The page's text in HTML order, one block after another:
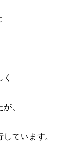
、
ています。